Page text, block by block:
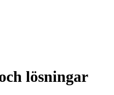
lösningar